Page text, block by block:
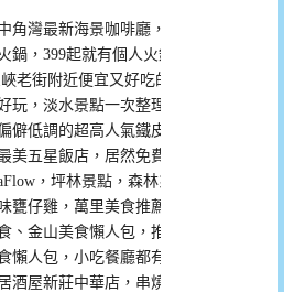
角灣最新海景咖啡廳，飲料好喝景觀超
鍋，399起就有個人火鍋自助吧吃到飽
老街附近便宜又好吃的水餃(菜單)
玩，淡水景點一次整理給你！
僻低調的超高人氣鐵皮屋土雞城，沒有
美五星飯店，居然免費招待小孩入住，
，坪林景點，森林系咖啡廳，來個
甕仔雞，萬里美食推薦，桌菜菜單CP值
、金山美食懶人包，推薦必吃的都在這
懶人包，小吃餐廳都有，看這篇讓你吃
酒屋新莊中華店，串燒19元起就有，破